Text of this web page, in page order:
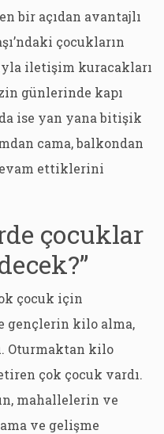
bir açıdan avantajlı
çocukların
iletişim kuracakları
günlerinde kapı
ise yan yana bitişik
cama, balkondan
ettiklerini
çocuklar
çocuk için
gençlerin kilo alma,
Oturmaktan kilo
çok çocuk vardı.
mahallelerin ve
ve gelişme